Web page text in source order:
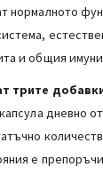
нормалното
и общия
трите
дневно
е